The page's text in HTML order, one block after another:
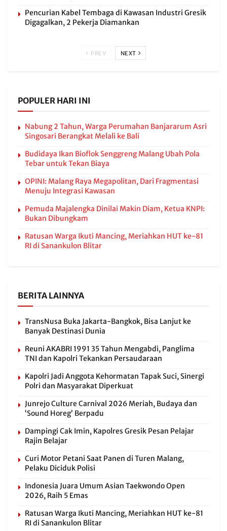
Pencurian Kabel Tembaga di Kawasan Industri Gresik
Digagalkan, 2 Pekerja Diamankan
PREV NEXT
POPULER HARI INI
Nabung 2 Tahun, Warga Perumahan Banjararum Asri
Singosari Berangkat Melali ke Bali
Budidaya Ikan Bioflok Senggreng Malang Ubah Pola
Tebar untuk Tekan Biaya
OPINI: Malang Raya Megapolitan, Dari Fragmentasi
Menuju Integrasi Kawasan
Pemuda Majalengka Dinilai Makin Diam, Ketua KNPI:
Bukan Dibungkam
Ratusan Warga Ikuti Mancing, Meriahkan HUT ke-81
RI di Sanankulon Blitar
BERITA LAINNYA
TransNusa Buka Jakarta-Bangkok, Bisa Lanjut ke
Banyak Destinasi Dunia
Reuni AKABRI 1991 35 Tahun Mengabdi, Panglima
TNI dan Kapolri Tekankan Persaudaraan
Kapolri Jadi Anggota Kehormatan Tapak Suci, Sinergi
Polri dan Masyarakat Diperkuat
Junrejo Culture Carnival 2026 Meriah, Budaya dan
‘Sound Horeg’ Berpadu
Dampingi Cak Imin, Kapolres Gresik Pesan Pelajar
Rajin Belajar
Curi Motor Petani Saat Panen di Turen Malang,
Pelaku Diciduk Polisi
Indonesia Juara Umum Asian Taekwondo Open
2026, Raih 5 Emas
Ratusan Warga Ikuti Mancing, Meriahkan HUT ke-81
RI di Sanankulon Blitar